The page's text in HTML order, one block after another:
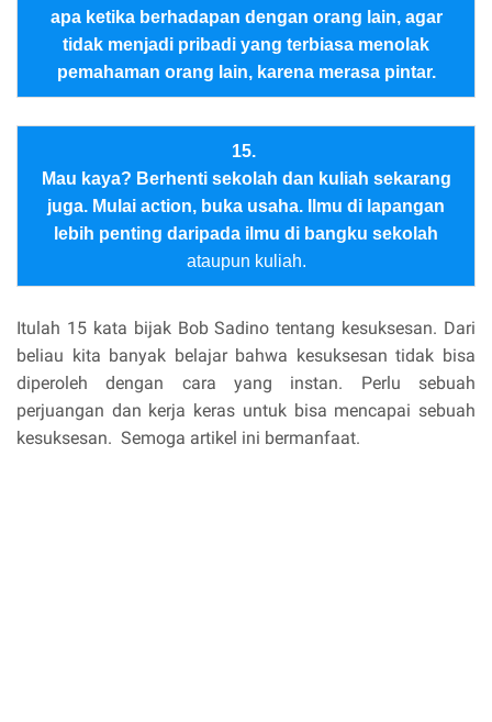
apa ketika berhadapan dengan orang lain, agar
tidak menjadi pribadi yang terbiasa menolak
pemahaman orang lain, karena merasa pintar.
15.
Mau kaya? Berhenti sekolah dan kuliah sekarang
juga. Mulai action, buka usaha. Ilmu di lapangan
lebih penting daripada ilmu di bangku sekolah
ataupun kuliah.
Itulah 15 kata bijak Bob Sadino tentang kesuksesan. Dari
beliau kita banyak belajar bahwa kesuksesan tidak bisa
diperoleh dengan cara yang instan. Perlu sebuah
perjuangan dan kerja keras untuk bisa mencapai sebuah
kesuksesan. Semoga artikel ini bermanfaat.